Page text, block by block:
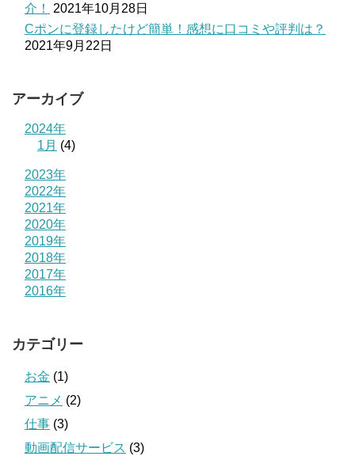
介！
2021年10月28日
Cポンに登録したけど簡単！感想に口コミや評判は？
2021年9月22日
アーカイブ
2024年
1月 (4)
2023年
2022年
2021年
2020年
2019年
2018年
2017年
2016年
カテゴリー
お金 (1)
アニメ (2)
仕事 (3)
動画配信サービス (3)